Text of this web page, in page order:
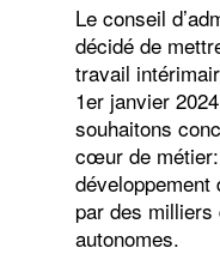
Le conseil
décidé de
travail
1er janvier
souhaitons
cœur de
développement
par des milliers
autonomes.